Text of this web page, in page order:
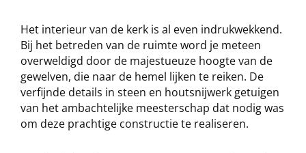
Het interieur van de kerk is al even indrukwekkend.
Bij het betreden van de ruimte word je meteen
overweldigd door de majestueuze hoogte van de
gewelven, die naar de hemel lijken te reiken. De
verfijnde details in steen en houtsnijwerk getuigen
van het ambachtelijke meesterschap dat nodig was
om deze prachtige constructie te realiseren.